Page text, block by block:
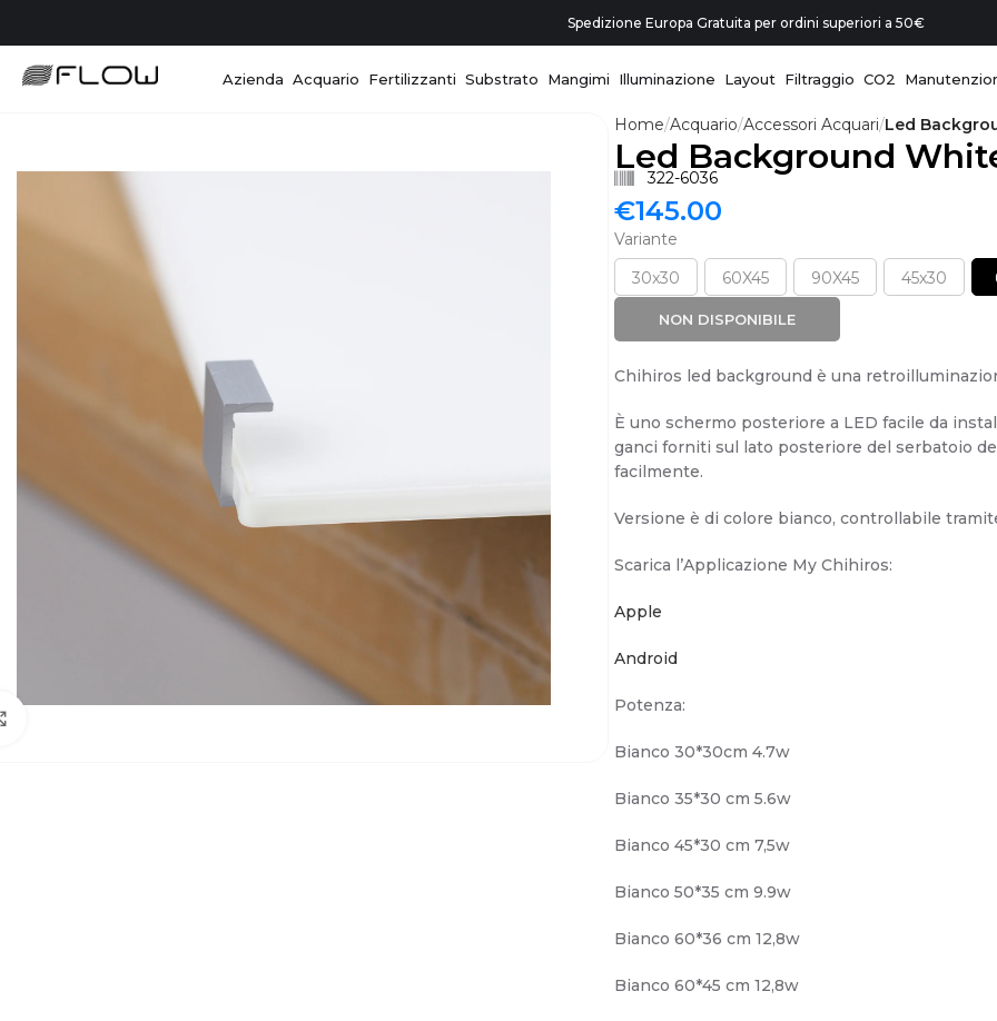
Spedizione Europa Gratuita per ordini superiori a 50€
Azienda Acquario Fertilizzanti Substrato Mangimi Illuminazione Layout Filtraggio CO2
Home Acquario Accessori Acquari Led
Led Background
322-6036
€145.00
Variante
30x30
60X45 90X45 45x30
NON DISPONIBILE
Chihiros led background è una
È uno schermo posteriore a LED facile da
ganci forniti sul lato posteriore del serbatoio
facilmente.
Versione è di colore bianco, controllabile
Scarica l’Applicazione My Chihiros:
Apple
Android
Potenza:
Bianco 30*30cm 4.7w
Bianco 35*30 cm 5.6w
Bianco 45*30 cm 7,5w
Bianco 50*35 cm 9.9w
Bianco 60*36 cm 12,8w
Bianco 60*45 cm 12,8w